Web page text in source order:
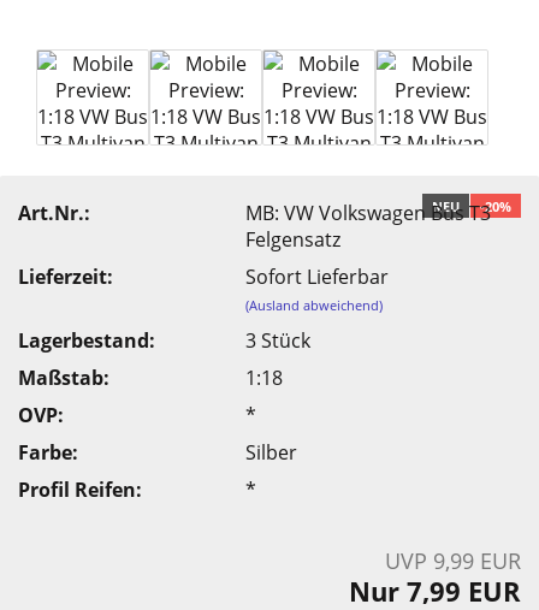
NEU -20%
Art.Nr.:
MB: VW Volkswagen Bus T3
Felgensatz
Lieferzeit:
Sofort Lieferbar
(Ausland abweichend)
Lagerbestand: 3Stück
Maßstab:
1:18
OVP:
*
Farbe:
Silber
Profil Reifen:
*
UVP 9,99 EUR
Nur 7,99 EUR